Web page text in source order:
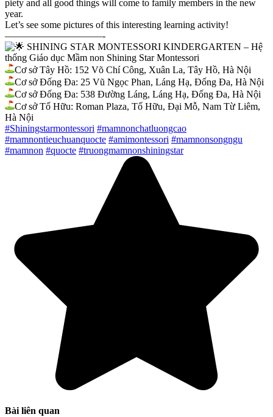
piety and all good things will come to family members in the new
year.
Let’s see some pictures of this interesting learning activity!
——————————-
SHINING STAR MONTESSORI KINDERGARTEN – Hệ
thống Giáo dục Mầm non Shining Star Montessori
Cơ sở Tây Hồ: 152 Võ Chí Công, Xuân La, Tây Hồ, Hà Nội
Cơ sở Đống Đa: 25 Vũ Ngọc Phan, Láng Hạ, Đống Đa, Hà Nội
Cơ sở Đống Đa: 538 Đường Láng, Láng Hạ, Đống Đa, Hà Nội
Cơ sở Tố Hữu: Roman Plaza, Tố Hữu, Đại Mỗ, Nam Từ Liêm,
Hà Nội
#Shiningstarmontessori #mamnonchatluongcao
#mamnontieuchuanquocte #amimontessori #mamnonsongngu
#mamnon #quocte #truongmamnonshiningstar
Bài liên quan